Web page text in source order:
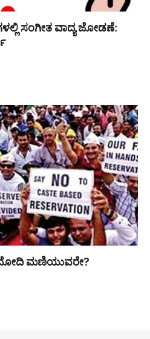
ಸಂಗೀತ ವಾದ್ಯ ಜೋಡಣೆ:
ಮಣಿಯುವರೇ?